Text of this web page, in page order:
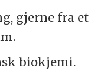
gjerne fra et
biokjemi.